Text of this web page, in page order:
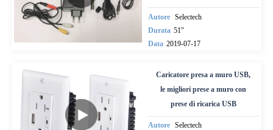
Autore Selectech
Durata 51"
Data 2019-07-17
Caricatore presa a muro USB,
le migliori prese a muro con
prese di ricarica USB
Autore Selectech